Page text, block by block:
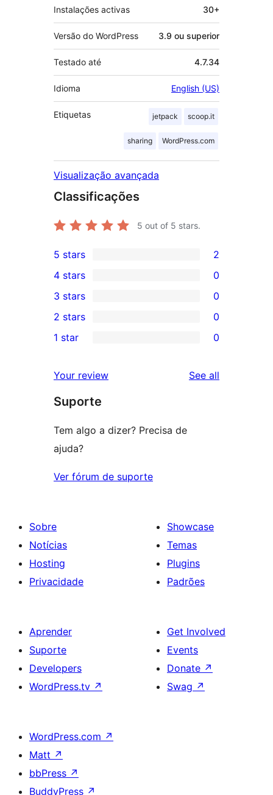
Instalações activas 30+
Versão do WordPress 3.9 ou superior
Testado até 4.7.34
Idioma English (US)
Etiquetas jetpack scoop.it
sharing WordPress.com
Visualização avançada
Classificações
5 out of 5 stars.
2
5-
star
reviews
5 stars 2
4-
star
reviews
4 stars 0
0
3-
star
3 stars 0
2-
reviews
2 stars 0
star
reviews
1 star 0
Your review See all
Suporte
Tem algo a dizer? Precisa de
ajuda?
Ver fórum de suporte
Sobre
Notícias
Hosting
Privacidade
Showcase
Temas
Plugins
Padrões
Aprender
Suporte
Developers
WordPress.tv ↗
Get Involved
Events
Donate ↗
Swag ↗
WordPress.com ↗
Matt ↗
bbPress ↗
BuddyPress ↗